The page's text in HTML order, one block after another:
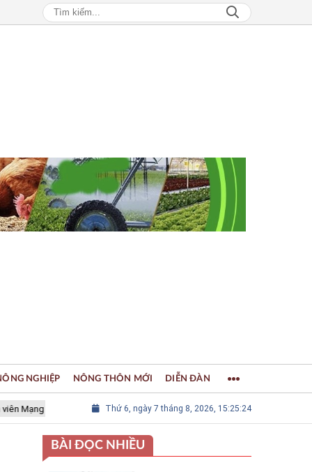
Mạng lưới các Thành phố Thủ công sáng tạo Thế giới
Thứ 6, ngày 7 tháng 8, 2026, 15:25:24
NGHIỆP NÔNG THÔN MỚI DIỄN ĐÀN
BÀI ĐỌC NHIỀU